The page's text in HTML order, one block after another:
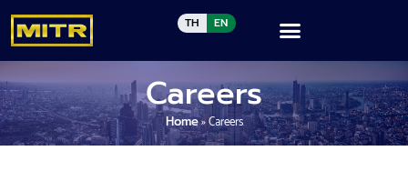
TH EN
Careers
Home»Careers